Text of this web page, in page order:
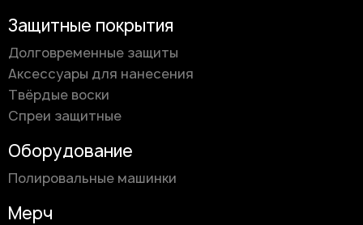
Защитные покрытия
Долговременные защиты
Аксессуары для нанесения
Твёрдые воски
Спреи защитные
Оборудование
Полировальные машинки
Мерч